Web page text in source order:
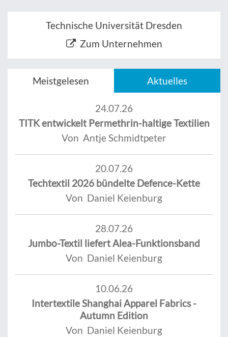
Technische Universität Dresden
Zum Unternehmen
Meistgelesen Aktuelles
24.07.26
TITK entwickelt Permethrin-haltige Textilien
Von Antje Schmidtpeter
20.07.26
Techtextil 2026 bündelte Defence-Kette
Von Daniel Keienburg
28.07.26
Jumbo-Textil liefert Alea-Funktionsband
Von Daniel Keienburg
10.06.26
Intertextile Shanghai Apparel Fabrics -
Autumn Edition
Von Daniel Keienburg